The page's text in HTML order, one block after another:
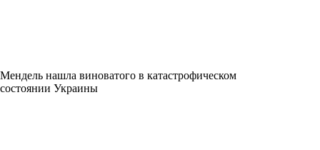
Мендель нашла виноватого в катастрофическом
состоянии Украины